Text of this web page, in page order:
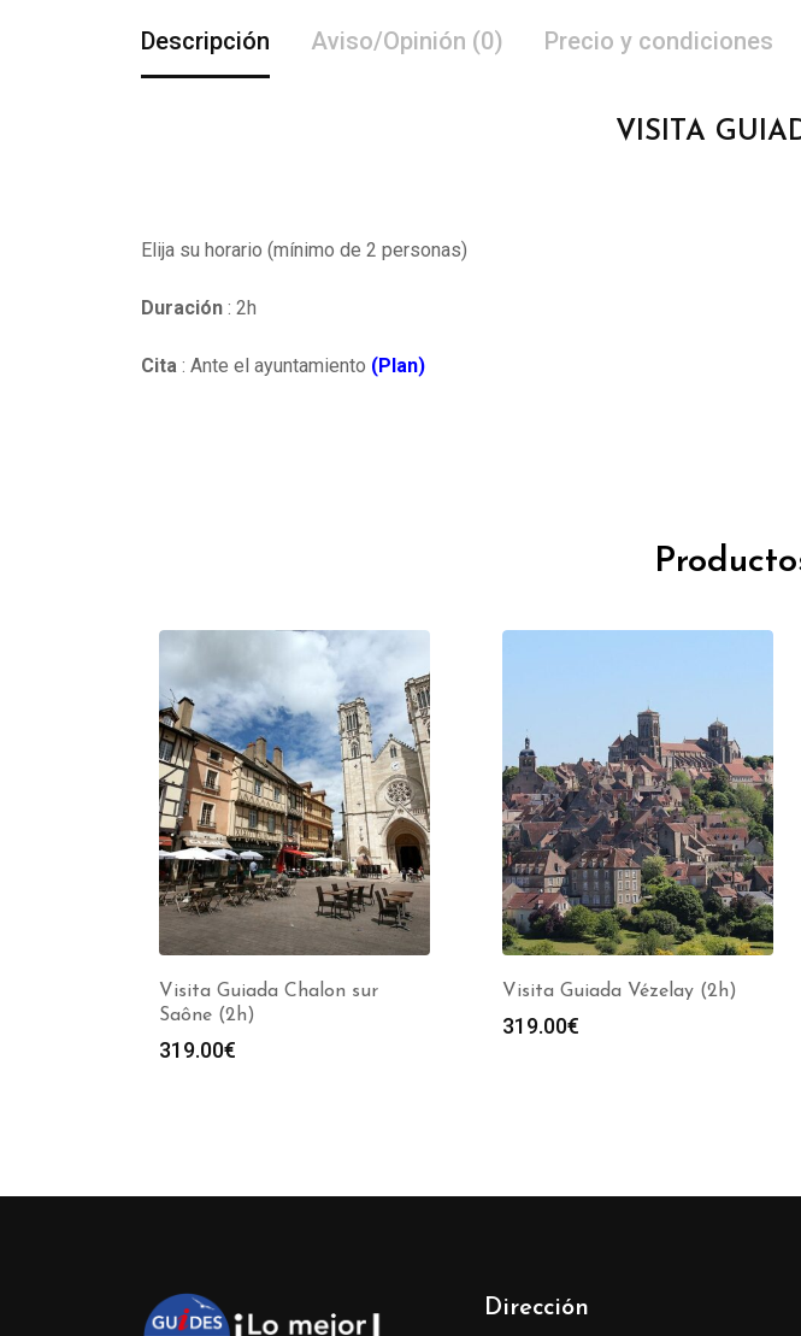
Descripción Aviso/Opinión (0) Precio y condiciones
VISITA
Elija su horario (mínimo de 2 personas)
Duración : 2h
Cita : Ante el ayuntamiento (Plan)
Visita Guiada Chalon sur
Saône (2h)
319.00€
Visita Guiada Vézelay (2h)
319.00€
Dirección